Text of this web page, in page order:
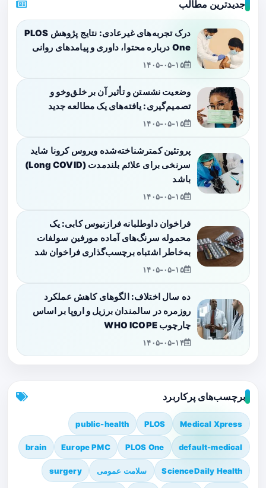
جدیدترین مطالب
درک تجربه‌های غیرعادی: نتایج پژوهش PLOS
One درباره محتوا، داوری و پیامدهای روانی
۱۴۰۵-۰۵-۱۵
وضعیت نشستن و تأثیر آن بر خلق‌وخو و
تصمیم‌گیری: یافته‌های یک مطالعه جدید
۱۴۰۵-۰۵-۱۵
پروتئین کمترشناخته‌شده ویروس کرونا شاید
سرنخی برای علائم بلندمدت (Long COVID)
باشد
۱۴۰۵-۰۵-۱۵
فراخوان داوطلبانه فرازنیوس کابی: یک
محموله سرنگ‌های آماده مورفین سولفات
به‌خاطر اشتباه برچسب‌گذاری فراخوان شد
۱۴۰۵-۰۵-۱۵
ده سال اختلاف: الگوهای کاهش عملکرد
روزمره در سالمندان برزیل و اروپا بر اساس
چارچوب WHO ICOPE
۱۴۰۵-۰۵-۱۴
برچسب‌های پرکاربرد
Medical Xpress
PLOS
public-health
default-medical
PLOS One
Europe PMC
brain
ScienceDaily Health سلامت عمومی surgery